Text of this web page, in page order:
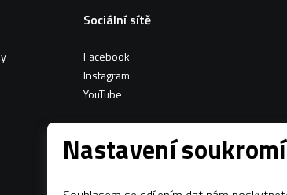
Sociální sítě
Facebook
Instagram
YouTube
Nastavení